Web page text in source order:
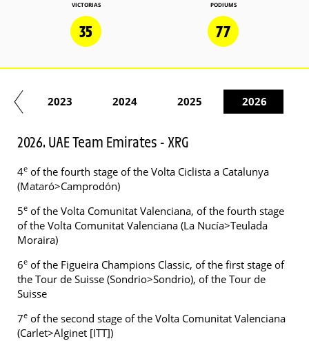
VICTORIAS
35
PODIUMS
77
2023 2024 2025 2026
2026. UAE Team Emirates - XRG
4e of the fourth stage of the Volta Ciclista a Catalunya
(Mataró>Camprodón)
5e of the Volta Comunitat Valenciana, of the fourth stage
of the Volta Comunitat Valenciana (La Nucía>Teulada
Moraira)
6e of the Figueira Champions Classic, of the first stage of
the Tour de Suisse (Sondrio>Sondrio), of the Tour de
Suisse
7e of the second stage of the Volta Comunitat Valenciana
(Carlet>Alginet [ITT])